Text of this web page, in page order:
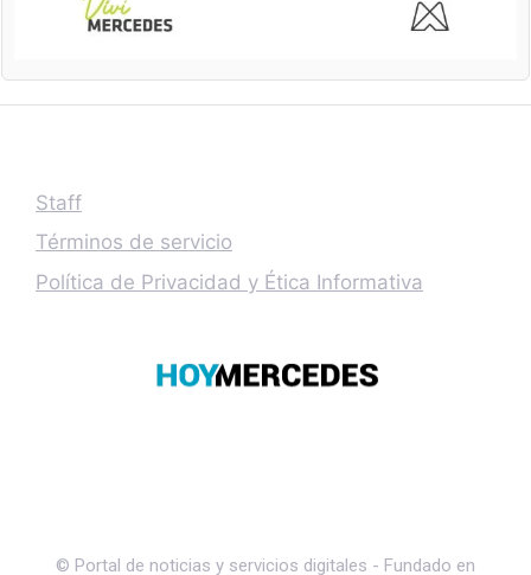
Staff
Términos de servicio
Política de Privacidad y Ética Informativa
© Portal de noticias y servicios digitales - Fundado en